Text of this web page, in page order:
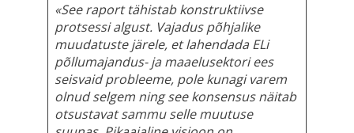
«See raport tähistab konstruktiivse
protsessi algust. Vajadus põhjalike
muudatuste järele, et lahendada ELi
põllumajandus- ja maaelusektori ees
seisvaid probleeme, pole kunagi varem
olnud selgem ning see konsensus näitab
otsustavat sammu selle muutuse